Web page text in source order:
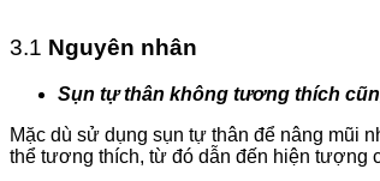
3.1 Nguyên nhân
Sụn tự thân không tương thích
Mặc dù sử dụng sụn tự thân để nâng mũi
thể tương thích, từ đó dẫn đến hiện tượng